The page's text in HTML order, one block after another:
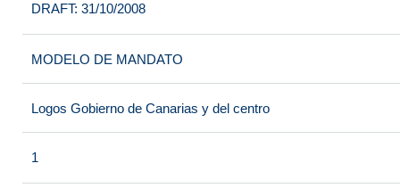
DRAFT: 31/10/2008
MODELO DE MANDATO
Logos Gobierno de Canarias y del centro
1